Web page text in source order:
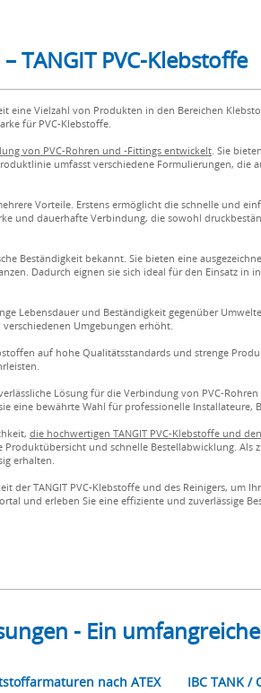
TANGIT PVC-Klebstoffe
eine Vielzahl von Produkten in den Bereichen
für PVC-Klebstoffe.
von PVC-Rohren und -Fittings entwickelt. Sie
umfasst verschiedene Formulierungen,
Vorteile. Erstens ermöglicht die schnelle und
und dauerhafte Verbindung, die sowohl
Beständigkeit bekannt. Sie bieten eine
Dadurch eignen sie sich ideal für den Einsatz
Lebensdauer und Beständigkeit gegenüber
Umgebungen erhöht.
auf hohe Qualitätsstandards und strenge
Lösung für die Verbindung von PVC-
eine bewährte Wahl für professionelle
die hochwertigen TANGIT PVC-Klebstoffe und
und schnelle Bestellabwicklung. Als
erhalten.
der TANGIT PVC-Klebstoffe und des Reinigers, um
und erleben Sie eine effiziente und zuverlässige
- Ein
nach ATEX IBC TANK /